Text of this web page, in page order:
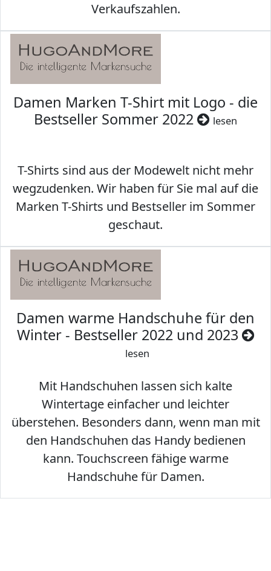
Verkaufszahlen.
Damen Marken T-Shirt mit Logo - die
Bestseller Sommer 2022
lesen
T-Shirts sind aus der Modewelt nicht mehr
wegzudenken. Wir haben für Sie mal auf die
Marken T-Shirts und Bestseller im Sommer
geschaut.
Damen warme Handschuhe für den
Winter - Bestseller 2022 und 2023
lesen
Mit Handschuhen lassen sich kalte
Wintertage einfacher und leichter
überstehen. Besonders dann, wenn man mit
den Handschuhen das Handy bedienen
kann. Touchscreen fähige warme
Handschuhe für Damen.